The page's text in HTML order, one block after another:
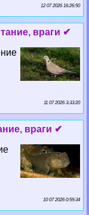
12 07 2026 16:26:50
враги ✔
11 07 2026 3:33:20
враги ✔
10 07 2026 0:59:34